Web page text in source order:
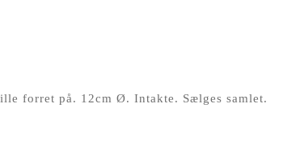
forret på. 12cm Ø. Intakte. Sælges samlet.